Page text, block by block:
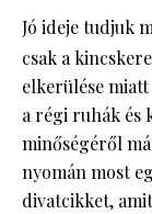
Jó ideje tudjuk
csak a
elkerülése
a régi ruhák és
minőségéről
nyomán most
divatcikket,